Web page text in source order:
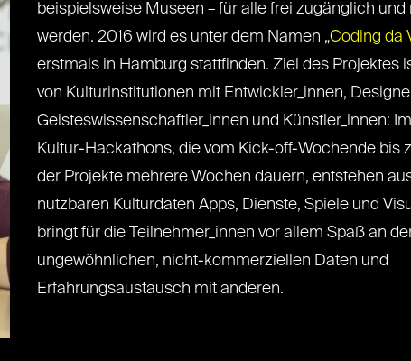
beispielsweise Museen – für alle frei zugänglich
werden. 2016 wird es unter dem Namen „Coding da
erstmals in Hamburg stattfinden. Ziel des Projektes
von Kulturinstitutionen mit Entwickler_innen,
Geisteswissenschaftler_innen und Künstler_innen:
Kultur-Hackathons, die vom Kick-off-Wochende bis
der Projekte mehrere Wochen dauern, entstehen
nutzbaren Kulturdaten Apps, Dienste, Spiele und
bringt für die Teilnehmer_innen vor allem Spaß an
ungewöhnlichen, nicht-kommerziellen Daten und
Erfahrungsaustausch mit anderen.